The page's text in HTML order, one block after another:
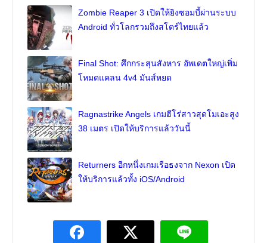
Zombie Reaper 3 เปิดให้ยิงซอมบี้ผ่านระบบ
Android ทั่วโลกรวมถึงสโตร์ไทยแล้ว
Final Shot: ศึกกระสุนสังหาร อัพเดตใหญ่เพิ่ม
โหมดแคลน 4v4 มันส์หยด
Ragnastrike Angels เกมฮีโร่สาวสุดโมเอะสูง
38 เมตร เปิดให้บริการแล้ววันนี้
Returners อีกหนึ่งเกมเรือธงจาก Nexon เปิด
ให้บริการแล้วทั้ง iOS/Android